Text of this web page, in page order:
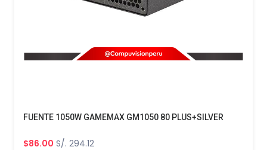
FUENTE 1050W GAMEMAX GM1050 80 PLUS+SILVER
$86.00 S/. 294.12